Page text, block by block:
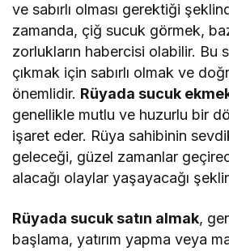
ve sabırlı olması gerektiği
zamanda, çiğ sucuk görmek,
zorlukların habercisi olabilir. Bu
çıkmak için sabırlı olmak ve
önemlidir. Rüyada sucuk
genellikle mutlu ve huzurlu bir
işaret eder. Rüya sahibinin
geleceği, güzel zamanlar
alacağı olaylar yaşayacağı
Rüyada sucuk satın almak,
başlama, yatırım yapma veya